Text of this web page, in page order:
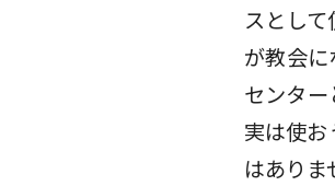
スとし
が教会
センタ
実は使
はありま